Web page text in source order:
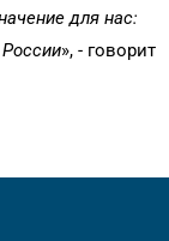
для нас:
», - говорит